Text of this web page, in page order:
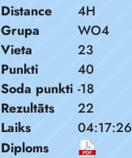
Distance
4H
Grupa
WO4
Vieta
23
Punkti
40
Soda punkti -18
Rezultāts
22
Laiks
04:17:26
Diploms